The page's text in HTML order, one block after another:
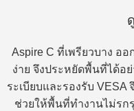
Aspire C ที่เพรียวบาง อ
ง่าย จึงประหยัดพื้นที่ได้อ
ระเบียบและรองรับ VESA
ช่วยให้พื้นที่ทำงานไม่รก